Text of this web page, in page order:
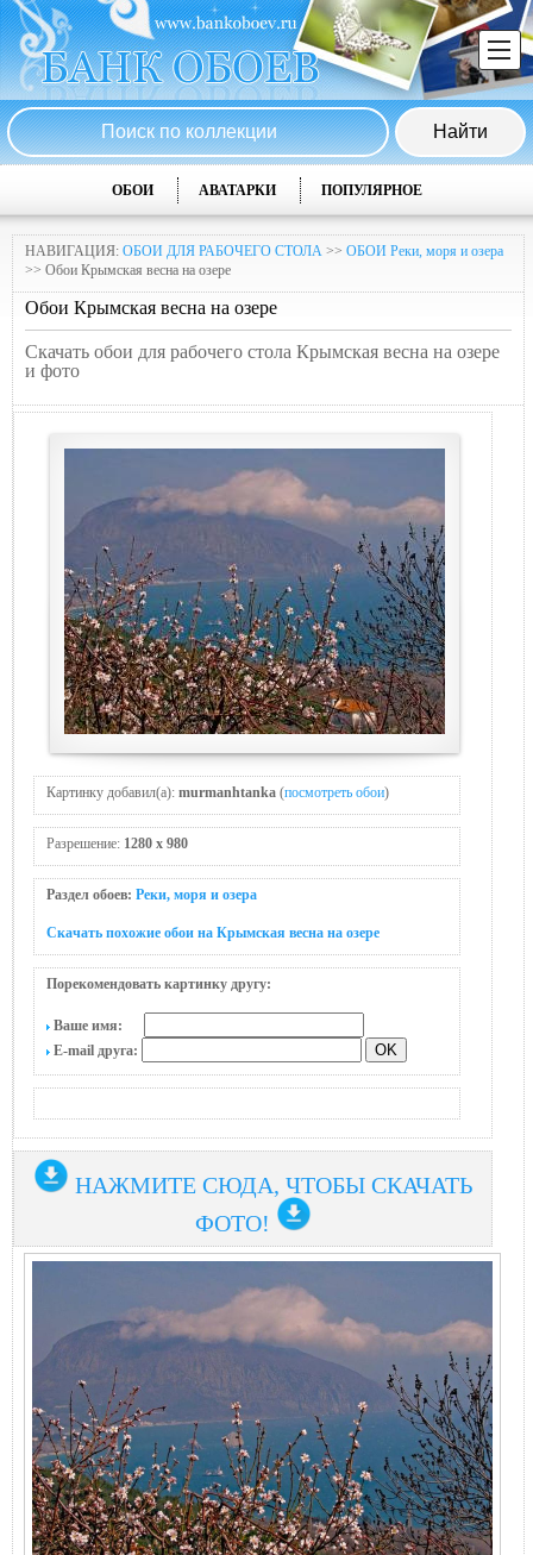
ОБОИ АВАТАРКИ ПОПУЛЯРНОЕ
НАВИГАЦИЯ: ОБОИ ДЛЯ РАБОЧЕГО СТОЛА >> ОБОИ Реки, моря и озера
>> Обои Крымская весна на озере
Обои Крымская весна на озере
Скачать обои для рабочего стола Крымская весна на озере
и фото
Картинку добавил(а): murmanhtanka (посмотреть обои)
Разрешение: 1280 x 980
Раздел обоев: Реки, моря и озера
Скачать похожие обои на Крымская весна на озере
Порекомендовать картинку другу:
Ваше имя:
E-mail друга:
НАЖМИТЕ СЮДА, ЧТОБЫ СКАЧАТЬ
ФОТО!